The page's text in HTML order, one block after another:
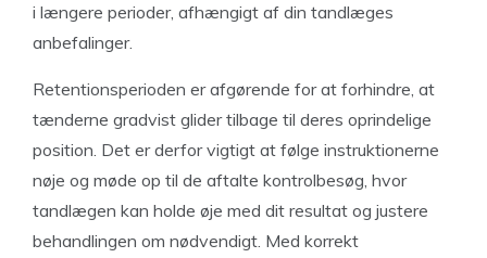
i længere perioder, afhængigt af din tandlæges
anbefalinger.
Retentionsperioden er afgørende for at forhindre, at
tænderne gradvist glider tilbage til deres oprindelige
position. Det er derfor vigtigt at følge instruktionerne
nøje og møde op til de aftalte kontrolbesøg, hvor
tandlægen kan holde øje med dit resultat og justere
behandlingen om nødvendigt. Med korrekt